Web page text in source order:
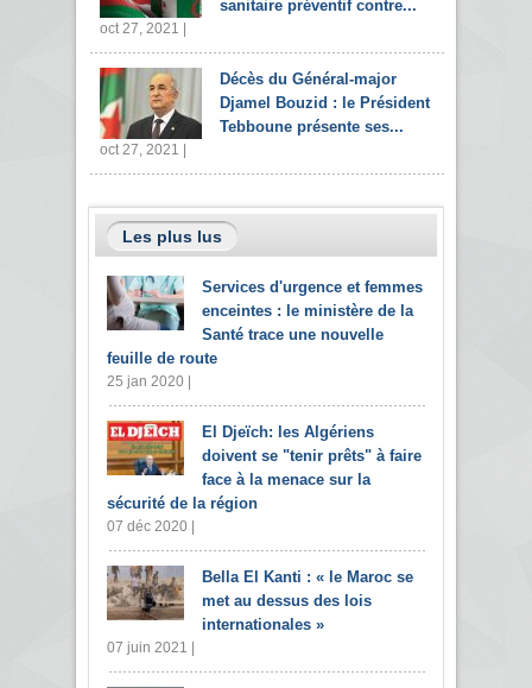
sanitaire préventif contre...
oct 27, 2021 |
Décès du Général-major
Djamel Bouzid : le Président
Tebboune présente ses...
oct 27, 2021 |
Les plus lus
Services d'urgence et femmes
enceintes : le ministère de la
Santé trace une nouvelle
feuille de route
25 jan 2020 |
El Djeïch: les Algériens
doivent se "tenir prêts" à faire
face à la menace sur la
sécurité de la région
07 déc 2020 |
Bella El Kanti : « le Maroc se
met au dessus des lois
internationales »
07 juin 2021 |